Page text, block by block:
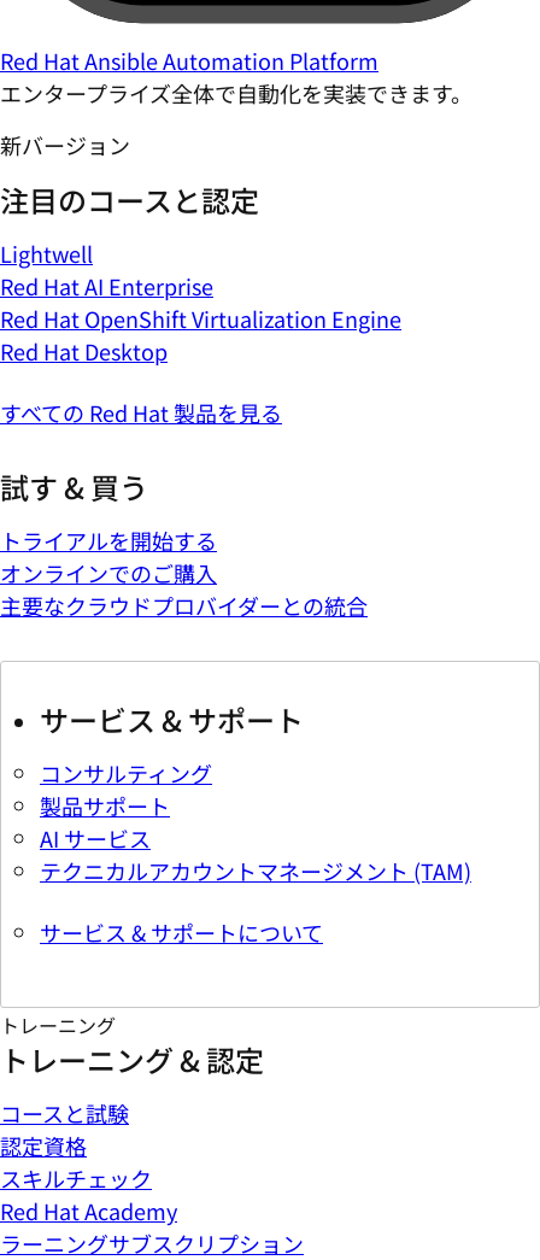
Red Hat Ansible Automation Platform
エンタープライズ全体で自動化を実装できます。
新バージョン
注目のコースと認定
Lightwell
Red Hat AI Enterprise
Red Hat OpenShift Virtualization Engine
Red Hat Desktop
すべての Red Hat 製品を見る
試す & 買う
トライアルを開始する
オンラインでのご購入
主要なクラウドプロバイダーとの統合
サービス & サポート
コンサルティング
製品サポート
AI サービス
テクニカルアカウントマネージメント (TAM)
サービス & サポートについて
トレーニング
トレーニング & 認定
コースと試験
認定資格
スキルチェック
Red Hat Academy
ラーニングサブスクリプション